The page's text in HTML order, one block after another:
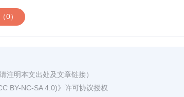
0）
注明本文出处及文章链接）
BY-NC-SA 4.0)》许可协议授权